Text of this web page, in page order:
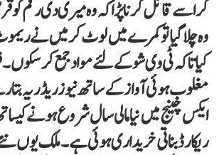
کر اسے قائل کرناپڑا کہ وہ میری دی رقم
وہ چلا گیا تو کمرے میں لوٹ کر میں نے
کیا تاکہ ٹی وی شو کے لئے مواد جمع
مغلوب ہوئی آواز کے ساتھ نیوز ریڈر یہ
ایکس چینج میں نیا مالی سال شروع ہونے
ریکارڈ بناتی خریداری ہوئی ہے۔ ملک یوں